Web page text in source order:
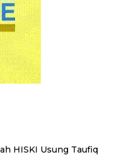
HISKI Usung Taufiq